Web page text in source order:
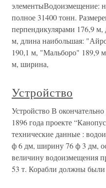
элементыВодоизмещение:
полное 31400 тонн.
перпендикулярами 176,9
м, длина наибольшая:
190,1 м, "Мальборо" 189,9
м, ширина,
Устройство
Устройство В
1896 года проекте
технические данные :
ф 6 дм, ширину 76 ф 3 дм,
величину водоизмещения
53 т. Корабли должны были